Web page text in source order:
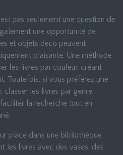
pas seulement une question de
une opportunité de
et objets deco peuvent
plaisante. Une méthode
les livres par couleur, créant
Toutefois, si vous préférez une
les livres par genre,
la recherche tout en
place dans une bibliothèque
les livres avec des vases, des